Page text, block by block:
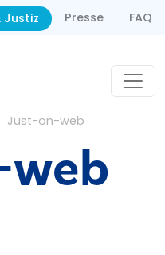
Justiz Presse FAQ
Just-on-web